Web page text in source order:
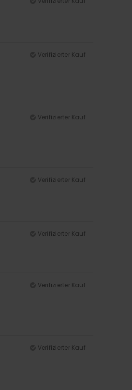
Verifizierter Kauf
Verifizierter Kauf
Verifizierter Kauf
Verifizierter Kauf
Verifizierter Kauf
Verifizierter Kauf